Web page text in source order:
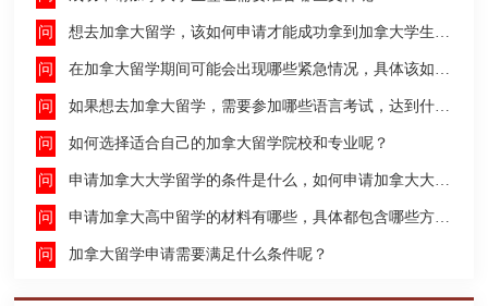
想去加拿大留学，该如何申请才能成功拿到加拿大学生签证呢？
在加拿大留学期间可能会出现哪些紧急情况，具体该如何去处理这些紧急情况呢？
如果想去加拿大留学，需要参加哪些语言考试，达到什么水平才能申请呢？
如何选择适合自己的加拿大留学院校和专业呢？
申请加拿大大学留学的条件是什么，如何申请加拿大大学留学，留学的费用及签证申请流程是什么？
申请加拿大高中留学的材料有哪些，具体都包含哪些方面呢？
加拿大留学申请需要满足什么条件呢？